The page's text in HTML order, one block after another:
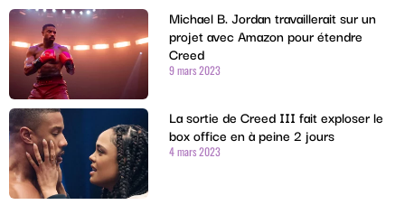
Michael B. Jordan travaillerait sur un
projet avec Amazon pour étendre
Creed
9 mars 2023
La sortie de Creed III fait exploser le
box office en à peine 2 jours
4 mars 2023